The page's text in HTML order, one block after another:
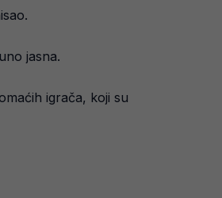
jasna.
igrača, koji su